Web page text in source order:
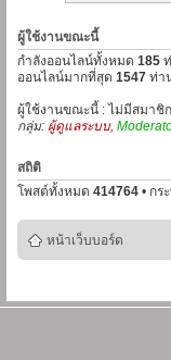
ผู้ใช้งานขณะนี้
กำลังออนไลน์ทั้งหมด 185
ออนไลน์มากที่สุด 1547 ท่า
ผู้ใช้งานขณะนี้ : ไม่มีสมาชิก
กลุ่ม: ผู้ดูแลระบบ,
สถิติ
โพสต์ทั้งหมด 414764 • กร
หน้าเว็บบอร์ด